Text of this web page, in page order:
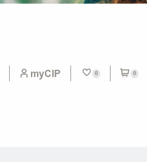
myCIP 0 0